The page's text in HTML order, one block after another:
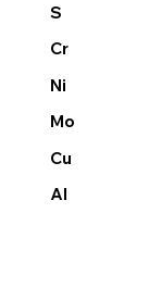
S
Cr
Ni
Mo
Cu
Al